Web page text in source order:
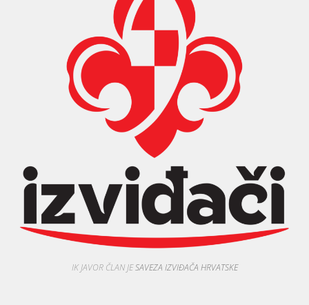
IK JAVOR ČLAN JESAVEZA IZVIĐAČA HRVATSKE